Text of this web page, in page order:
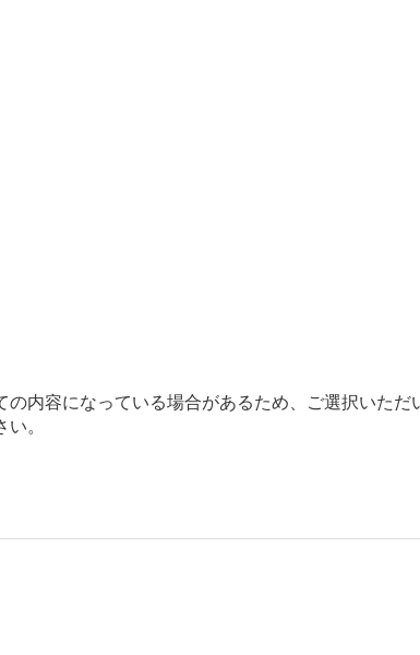
内容になっている場合があるため、ご選択いた
。